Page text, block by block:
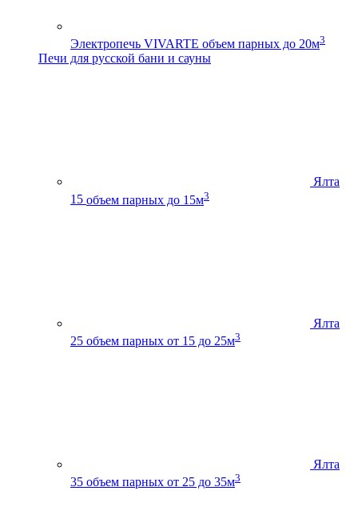
Электропечь VIVARTE объем парных до 20м3
Печи для русской бани и сауны
Ялта
15 объем парных до 15м3
Ялта
25 объем парных от 15 до 25м3
Ялта
35 объем парных от 25 до 35м3